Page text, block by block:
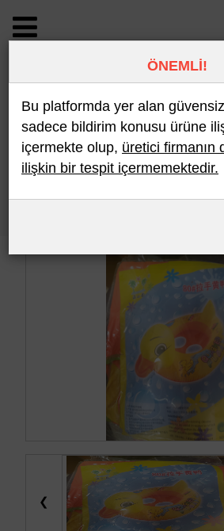
BİLDİRİM DETAYI
Son 10 Bildirim En Çok
❮
ÖNEMLİ!
Bu platformda yer alan
sadece bildirim konusu ürüne
içermekte olup, üretici firmanın
ilişkin bir tespit içermemektedir.